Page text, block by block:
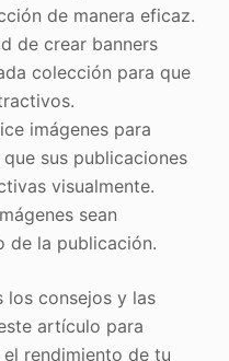
de manera eficaz.
de crear banners
colección para que
imágenes para
sus publicaciones
visualmente.
sean
de la publicación.
los consejos y las
artículo para
rendimiento de tu